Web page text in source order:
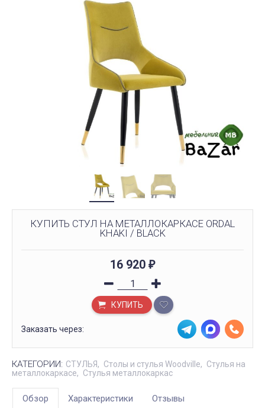
КУПИТЬ СТУЛ НА МЕТАЛЛОКАРКАСЕ ORDAL
KHAKI / BLACK
16 920 ₽
КУПИТЬ
Заказать через:
КАТЕГОРИИ: СТУЛЬЯ Столы и стулья Woodville
Стулья на
металлокаркасе
Стулья металлокаркас
Обзор Характеристики Отзывы